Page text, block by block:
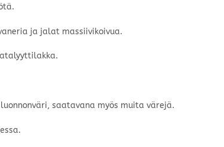
ja jalat massiivikoivua.
saatavana myös muita värejä.